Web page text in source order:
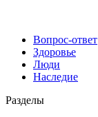
Вопрос-ответ
Здоровье
Люди
Наследие
Разделы